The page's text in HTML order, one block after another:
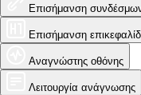
Επισήμανση
Επισήμανση
Αναγνώστης οθόνης
Λειτουργία ανάγνωσης